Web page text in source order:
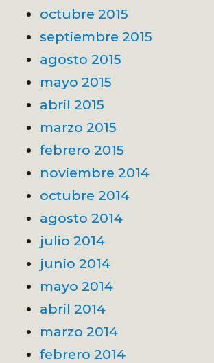
octubre 2015
septiembre 2015
agosto 2015
mayo 2015
abril 2015
marzo 2015
febrero 2015
noviembre 2014
octubre 2014
agosto 2014
julio 2014
junio 2014
mayo 2014
abril 2014
marzo 2014
febrero 2014